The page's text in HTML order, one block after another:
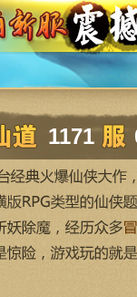
1171